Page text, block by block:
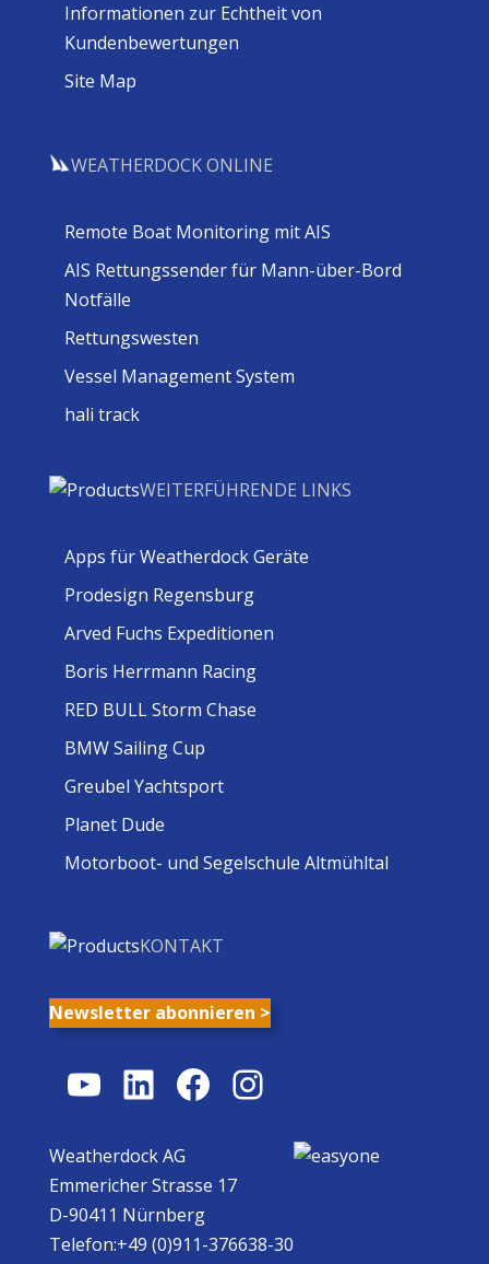
Informationen zur Echtheit von
Kundenbewertungen
Site Map
WEATHERDOCK ONLINE
Remote Boat Monitoring mit AIS
AIS Rettungssender für Mann-über-Bord
Notfälle
Rettungswesten
Vessel Management System
hali track
WEITERFÜHRENDE LINKS
Apps für Weatherdock Geräte
Prodesign Regensburg
Arved Fuchs Expeditionen
Boris Herrmann Racing
RED BULL Storm Chase
BMW Sailing Cup
Greubel Yachtsport
Planet Dude
Motorboot- und Segelschule Altmühltal
KONTAKT
Newsletter abonnieren >
YouTube
LinkedIn
Facebook
Instagram
Weatherdock AG
Emmericher Strasse 17
D-90411 Nürnberg
Telefon:+49 (0)911-376638-30